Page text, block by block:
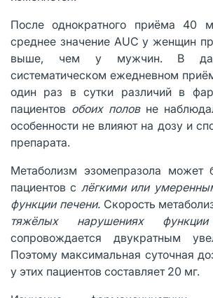
После однократного приёма 40
среднее значение AUC у женщин
выше, чем у мужчин. В
систематическом ежедневном
один раз в сутки различий в
пациентов обоих полов не
особенности не влияют на дозу и
препарата.
Метаболизм эзомепразола может
пациентов с лёгкими или
функции печени.Скорость
тяжёлых нарушениях
сопровождается двукратным
Поэтому максимальная суточная
у этих пациентов составляет 20 мг.